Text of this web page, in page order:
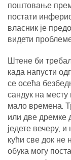
поштовање
постати
власник је
видети
Штене би
када напусти
се осећа
сандук на
мало времена.
или две дремке
једете вечеру,
кући све док не
обука могу